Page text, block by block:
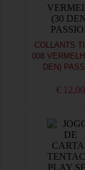
COLLANTS
008
DEN)
€ 12,00